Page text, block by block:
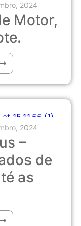
2024
Motor,
2024
–
de
as